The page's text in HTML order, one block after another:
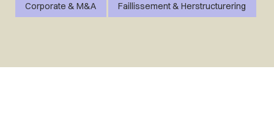
Corporate & M&A Faillissement & Herstructurering